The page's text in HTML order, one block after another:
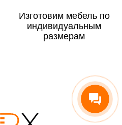
10%Изготовим мебель по
индивидуальным
размерам